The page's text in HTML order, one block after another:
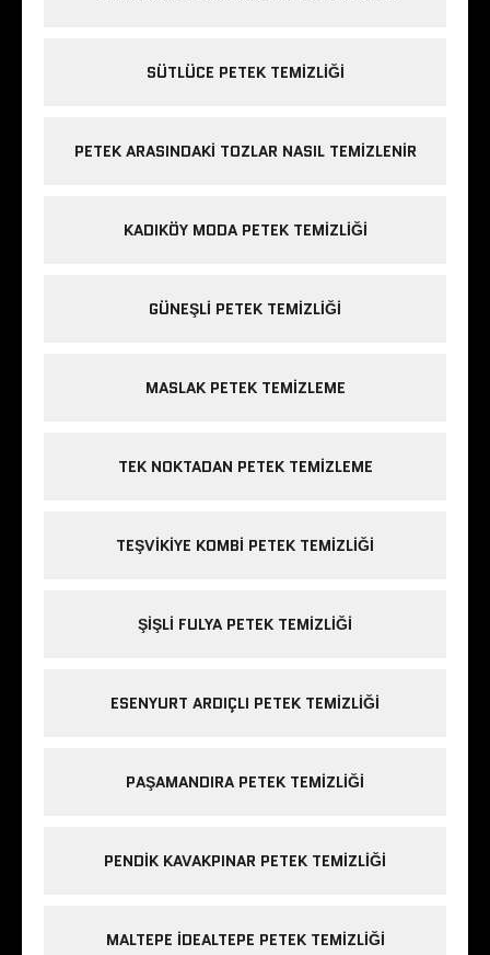
SÜTLÜCE PETEK TEMIZLIĞI
PETEK ARASINDAKI TOZLAR NASIL TEMIZLENIR
KADIKÖY MODA PETEK TEMIZLIĞI
GÜNEŞLI PETEK TEMIZLIĞI
MASLAK PETEK TEMIZLEME
TEK NOKTADAN PETEK TEMIZLEME
TEŞVIKIYE KOMBI PETEK TEMIZLIĞI
ŞIŞLI FULYA PETEK TEMIZLIĞI
ESENYURT ARDIÇLI PETEK TEMIZLIĞI
PAŞAMANDIRA PETEK TEMIZLIĞI
PENDIK KAVAKPINAR PETEK TEMIZLIĞI
MALTEPE IDEALTEPE PETEK TEMIZLIĞI